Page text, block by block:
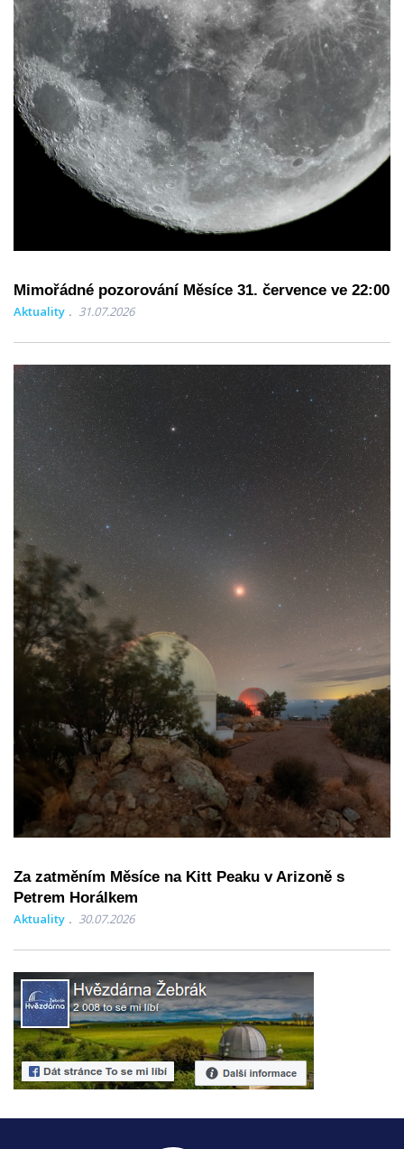
Mimořádné pozorování Měsíce 31. července ve 22:00
Aktuality 31.07.2026
Za zatměním Měsíce na Kitt Peaku v Arizoně s
Petrem Horálkem
Aktuality 30.07.2026